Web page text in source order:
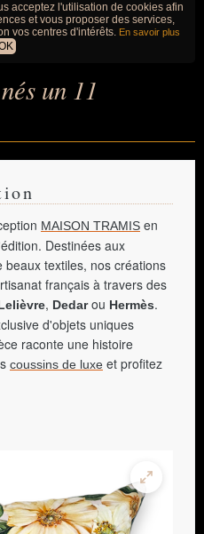
acceptez l'utilisation de cookies afin
et vous proposer des services,
vos centres d'intérêts. En savoir plus
nés un 11
MAISON TRAMIS en
Destinées aux
textiles, nos créations
français à travers des
, Dedarou Hermès.
d'objets uniques
raconte une histoire
coussins de luxe et profitez